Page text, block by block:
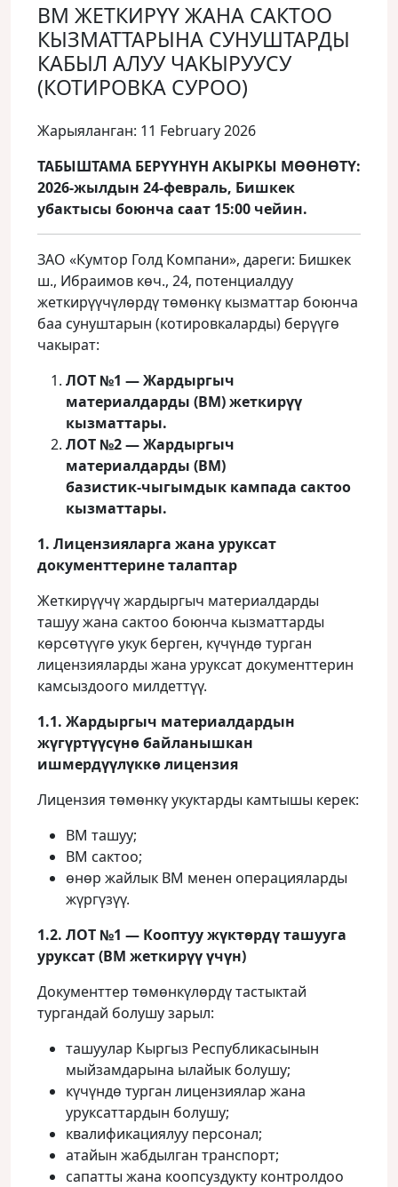
ВМ ЖЕТКИРҮҮ ЖАНА САКТОО
КЫЗМАТТАРЫНА СУНУШТАРДЫ
КАБЫЛ АЛУУ ЧАКЫРУУСУ
(КОТИРОВКА СУРОО)
Жарыяланган: 11 February 2026
ТАБЫШТАМА БЕРҮҮНҮН АКЫРКЫ МӨӨНӨТҮ:
2026-жылдын 24-февраль, Бишкек
убактысы боюнча саат 15:00 чейин.
ЗАО «Кумтор Голд Компани», дареги: Бишкек
ш., Ибраимов көч., 24, потенциалдуу
жеткирүүчүлөрдү төмөнкү кызматтар боюнча
баа сунуштарын (котировкаларды) берүүгө
чакырат:
ЛОТ №1 — Жардыргыч
материалдарды (ВМ) жеткирүү
кызматтары.
ЛОТ №2 — Жардыргыч
материалдарды (ВМ)
базистик‑чыгымдык кампада сактоо
кызматтары.
1. Лицензияларга жана уруксат
документтерине талаптар
Жеткирүүчү жардыргыч материалдарды
ташуу жана сактоо боюнча кызматтарды
көрсөтүүгө укук берген, күчүндө турган
лицензияларды жана уруксат документтерин
камсыздоого милдеттүү.
1.1. Жардыргыч материалдардын
жүгүртүүсүнө байланышкан
ишмердүүлүккө лицензия
Лицензия төмөнкү укуктарды камтышы керек:
ВМ ташуу;
ВМ сактоо;
өнөр жайлык ВМ менен операцияларды
жүргүзүү.
1.2. ЛОТ №1 — Кооптуу жүктөрдү ташууга
уруксат (ВМ жеткирүү үчүн)
Документтер төмөнкүлөрдү тастыктай
тургандай болушу зарыл:
ташуулар Кыргыз Республикасынын
мыйзамдарына ылайык болушу;
күчүндө турган лицензиялар жана
уруксаттардын болушу;
квалификациялуу персонал;
атайын жабдылган транспорт;
сапатты жана коопсуздукту контролдоо